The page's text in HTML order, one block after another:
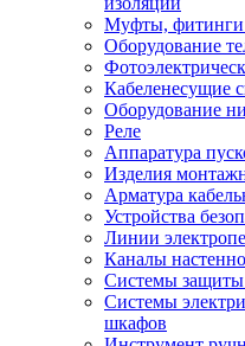
Муфты, фитинги
Оборудование
Кабеленесущие
Оборудование
Реле
Аппаратура
Изделия
Арматура
Устройства
Линии
Каналы
Системы
Системы
шкафов